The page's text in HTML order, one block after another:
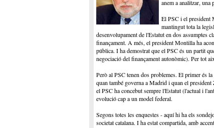
anem a analitzar, una
El PSC i el president
mantingut tota la
desenvolupament de l'Estatut en dos assumptes
finançament. A més, el president Montilla ha
pública. I ha demostrat que el PSC és un partit
negociació del finançament autonòmic). Per tot
Però al PSC tenen dos problemes. El primer és
quan també governa a Madrid i quan el
el PSC ha concebut sempre l'Estatut (l'actual i
evolució cap a un model federal.
Segons totes les enquestes - aquí hi ha els
societat catalana. I ha estat compartida, amb